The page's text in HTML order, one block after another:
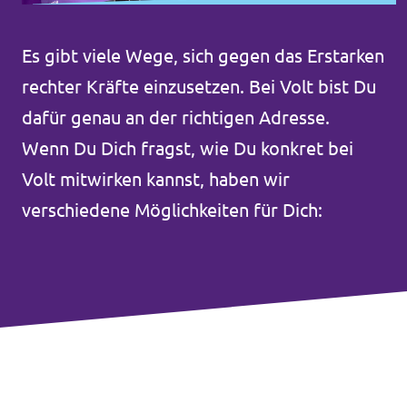
Deine Spende für Volt!
Mache bei uns mit!
Leichte Sprache
Es gibt viele Wege, sich gegen das Erstarken
rechter Kräfte einzusetzen. Bei Volt bist Du
dafür genau an der richtigen Adresse.
Wenn Du Dich fragst, wie Du konkret bei
Volt mitwirken kannst, haben wir
verschiedene Möglichkeiten für Dich: